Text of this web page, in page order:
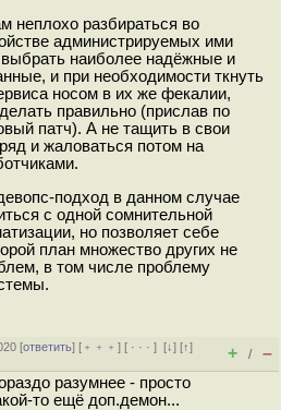
неплохо разбираться во
администрируемых ими
наиболее надёжные и
и при необходимости ткнуть
носом в их же фекалии,
правильно (прислав по
патч). А не тащить в свои
и жаловаться потом на
подход в данном случае
с одной сомнительной
но позволяет себе
план множество других не
в том числе проблему
[ответить] [ ﹢﹢﹢] [ · · ·][↓] [↑]
+ / –
разумнее - просто
то ещё доп.демон...